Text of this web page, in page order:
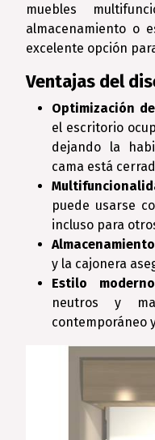
muebles
almacenamiento o
excelente opción
Ventajas del
Optimización
el escritorio
dejando la
cama está
puede usarse
incluso para
y la cajonera
Estilo
neutros y
contemporáneo